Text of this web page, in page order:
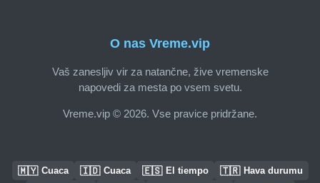
O nas Vreme.vip
Vaš zanesljiv vir za natančne, žive vremenske
napovedi za mesta po vsem svetu.
Vreme.vip © 2026. Vse pravice pridržane.
🇲🇾 Cuaca 🇮🇩 Cuaca 🇪🇸 El tiempo 🇹🇷 Hava durumu